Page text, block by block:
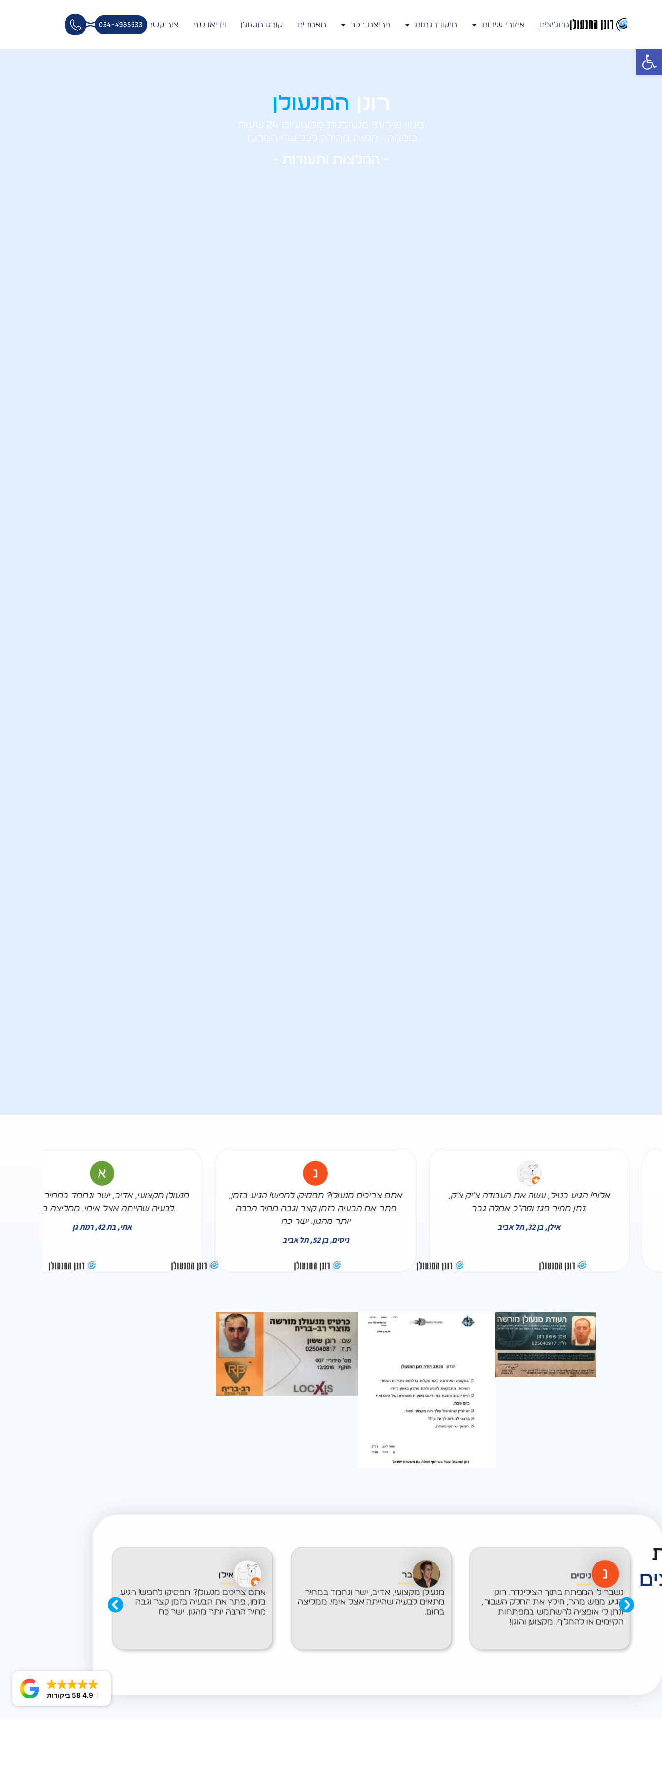
פתח סרגל נגישות
ממליצים איזורי שירות תיקון דלתות פריצת רכב מאמרים קורס מנעולן וידיאו טיפ צור קשר
רונן המנעולן
מגוון שירותי מנעולנות מקצועיים 24 שעות
ביממה. הגעה מהירה לכל ערי המרכז.
- המלצות ותעודות -
מנעולן מקצועי, אדיב, ישר ונחמד במחיר מתאים
לבעיה שהייתה אצל אימי. ממליצה בחום.
אתי, בת 42, רמת גן
אתם צריכים מנעולן? תפסיקו לחפש! הגיע בזמן,
פתר את הבעיה בזמן קצר וגבה מחיר הרבה
יותר מהגון. ישר כח
ניסים, בן 52, תל אביב
אלוף! הגיע בטיל, עשה את העבודה צ'יק צ'ק,
נתן מחיר פגז וסה"כ אחלה גבר.
אילן, בן 32, תל אביב
ניסים
נשבר לי המפתח בתוך הצילינדר… רונן
הגיע ממש מהר, חילץ את החלק השבור,
ונתן לי אופציה להשתמש במפתחות
הקיימים או להחליף. מקצוען והוגן!
בר
מנעולן מקצועי, אדיב, ישר ונחמד במחיר
מתאים לבעיה שהייתה אצל אימי. ממליצה
בחום.
אילן
אתם צריכים מנעולן? תפסיקו לחפש! הגיע
בזמן, פתר את הבעיה בזמן קצר וגבה
מחיר הרבה יותר מהגון. ישר כח
4.9